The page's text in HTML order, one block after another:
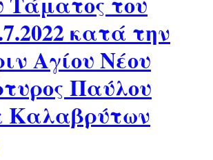
κατά την
Αγίου Νέου
Παύλου
Καλαβρύτων